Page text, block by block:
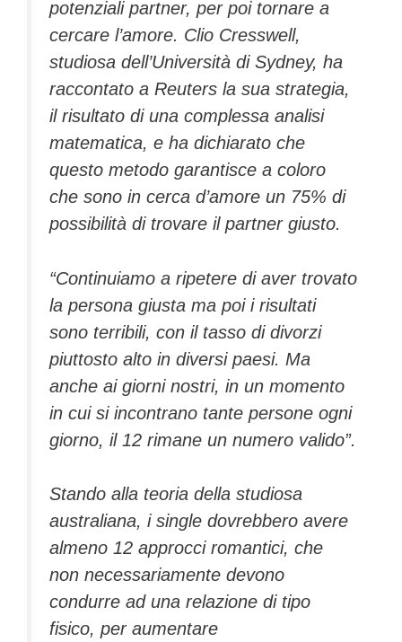
potenziali partner, per poi tornare a
cercare l’amore. Clio Cresswell,
studiosa dell’Università di Sydney, ha
raccontato a Reuters la sua strategia,
il risultato di una complessa analisi
matematica, e ha dichiarato che
questo metodo garantisce a coloro
che sono in cerca d’amore un 75% di
possibilità di trovare il partner giusto.
“Continuiamo a ripetere di aver trovato
la persona giusta ma poi i risultati
sono terribili, con il tasso di divorzi
piuttosto alto in diversi paesi. Ma
anche ai giorni nostri, in un momento
in cui si incontrano tante persone ogni
giorno, il 12 rimane un numero valido”.
Stando alla teoria della studiosa
australiana, i single dovrebbero avere
almeno 12 approcci romantici, che
non necessariamente devono
condurre ad una relazione di tipo
fisico, per aumentare